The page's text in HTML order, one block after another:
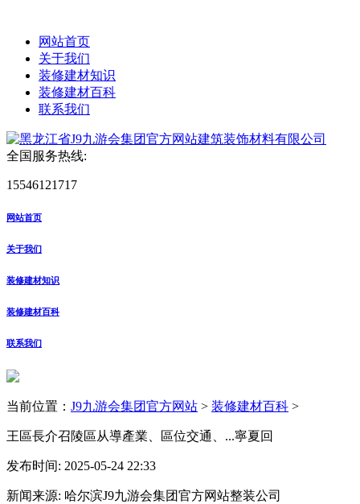
网站首页
关于我们
装修建材知识
装修建材百科
联系我们
全国服务热线:
15546121717
网站首页
关于我们
装修建材知识
装修建材百科
联系我们
当前位置： J9九游会集团官方网站 > 装修建材百科 >
王區長介召陵區从導產業、區位交通、...寧夏回
发布时间: 2025-05-24 22:33
新闻来源: 哈尔滨J9九游会集团官方网站整装公司